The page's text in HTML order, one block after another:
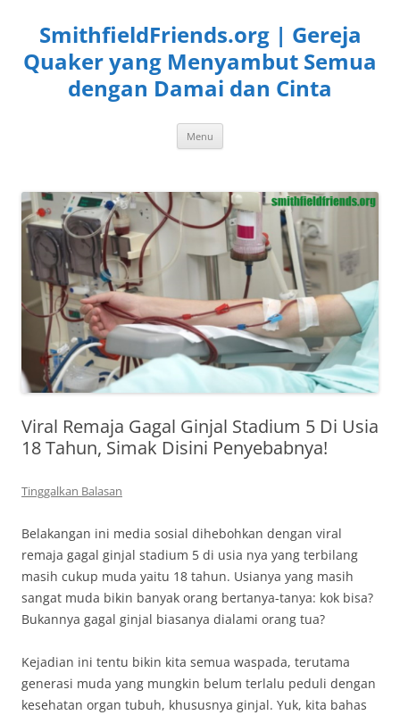
SmithfieldFriends.org | Gereja
Quaker yang Menyambut Semua
dengan Damai dan Cinta
Menu
Viral Remaja Gagal Ginjal Stadium 5 Di Usia
18 Tahun, Simak Disini Penyebabnya!
Tinggalkan Balasan
Belakangan ini media sosial dihebohkan dengan viral
remaja gagal ginjal stadium 5 di usia nya yang terbilang
masih cukup muda yaitu 18 tahun. Usianya yang masih
sangat muda bikin banyak orang bertanya-tanya: kok bisa?
Bukannya gagal ginjal biasanya dialami orang tua?
Kejadian ini tentu bikin kita semua waspada, terutama
generasi muda yang mungkin belum terlalu peduli dengan
kesehatan organ tubuh, khususnya ginjal. Yuk, kita bahas